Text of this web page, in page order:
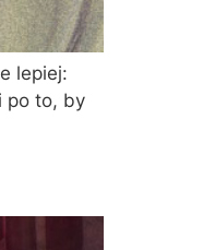
lepiej:
po to, by